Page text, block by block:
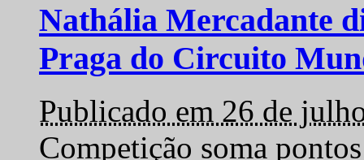
Nathália Mercadante
Praga do Circuito
Publicado em 26 de
Competição soma